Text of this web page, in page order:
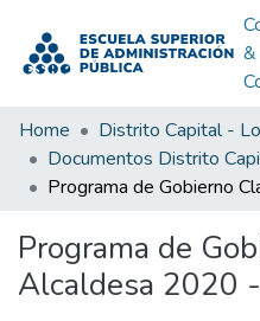
&
Home
Programa de
Alcaldesa 2020